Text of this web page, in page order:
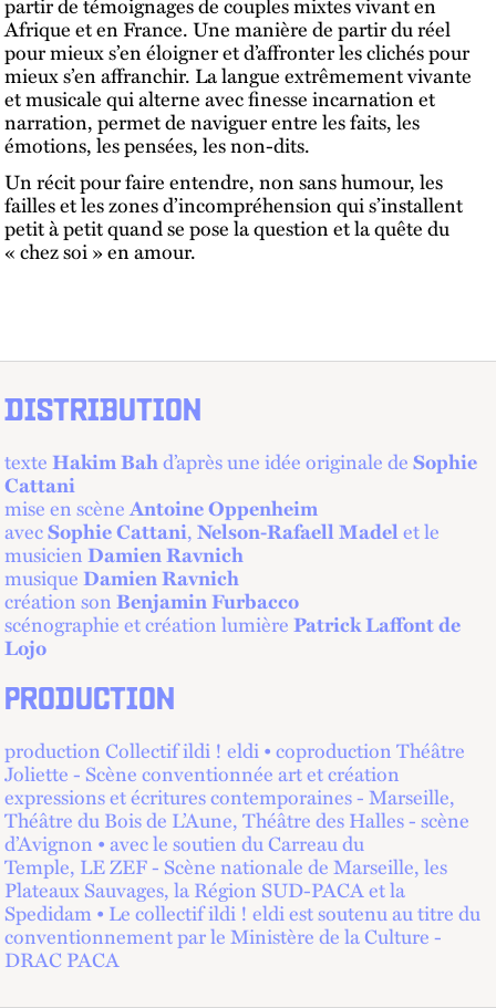
Afrique et en France. Une manière de partir du réel
pour mieux s’en éloigner et d’affronter les clichés pour
mieux s’en affranchir. La langue extrêmement vivante
et musicale qui alterne avec finesse incarnation et
narration, permet de naviguer entre les faits, les
émotions, les pensées, les non-dits.
Un récit pour faire entendre, non sans humour, les
failles et les zones d’incompréhension qui s’installent
petit à petit quand se pose la question et la quête du
« chez soi » en amour.
DISTRIBUTION
texteHakim Bahd’après une idée originale deSophie
Cattani
mise en scèneAntoine Oppenheim
avecSophie Cattani,Nelson-Rafaell Madelet le
musicienDamien Ravnich
musiqueDamien Ravnich
création sonBenjamin Furbacco
scénographie et création lumièrePatrick Laffont de
Lojo
PRODUCTION
production Collectif ildi ! eldi • coproduction Théâtre
Joliette - Scène conventionnée art et création
expressions et écritures contemporaines - Marseille,
Théâtre du Bois de L’Aune, Théâtre des Halles - scène
d’Avignon • avec le soutien du Carreau du
Temple, LE ZEF - Scène nationale de Marseille, les
Plateaux Sauvages, la Région SUD-PACA et la
Spedidam • Le collectif ildi ! eldi est soutenu au titre du
conventionnement par le Ministère de la Culture -
DRAC PACA